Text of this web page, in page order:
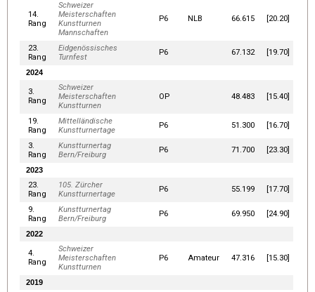
14.
Rang
Schweizer
Meisterschaften
Kunstturnen
Mannschaften
P6 NLB 66.615 [20.20]
23.
Rang
Eidgenössisches
Turnfest
P6 67.132 [19.70]
2024
3.
Rang
Schweizer
Meisterschaften
Kunstturnen
OP 48.483 [15.40]
19.
Rang
Mittelländische
Kunstturnertage
P6 51.300 [16.70]
3.
Rang
Kunstturnertag
Bern/Freiburg
P6 71.700 [23.30]
2023
23.
Rang
105. Zürcher
Kunstturnertage
P6 55.199 [17.70]
9.
Rang
Kunstturnertag
Bern/Freiburg
P6 69.950 [24.90]
2022
4.
Rang
Schweizer
Meisterschaften
Kunstturnen
P6 Amateur 47.316 [15.30]
2019